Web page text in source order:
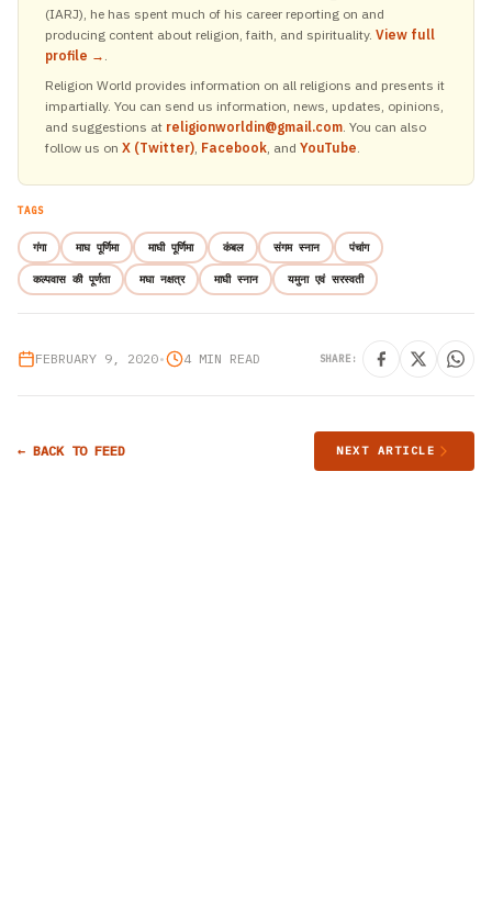
(IARJ), he has spent much of his career reporting on and
producing content about religion, faith, and spirituality. View full
profile → .
Religion World provides information on all religions and presents it
impartially. You can send us information, news, updates, opinions,
and suggestions at religionworldin@gmail.com. You can also
follow us on X (Twitter), Facebook, and YouTube.
TAGS
गंगा माघ पूर्णिमा माघी पूर्णिमा कंबल संगम स्नान पंचांग
कल्पवास की पूर्णता मघा नक्षत्र माघी स्नान यमुना एवं सरस्वती
FEBRUARY 9, 2020• 4 MIN READ SHARE:
← BACK TO FEED NEXT ARTICLE